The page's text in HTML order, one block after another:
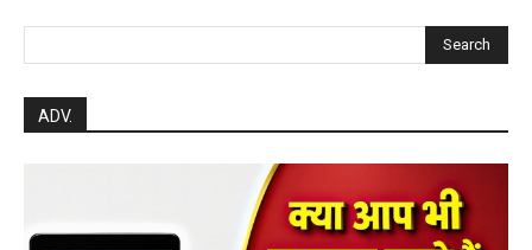
Uncategorized हेमंत वैष्णव 9131614309 -
स्तरीय समीक्षा बैठक आयोजित
हेमंत वैष्णव 9131614309 - August 3, 2026
बसना/ संतान प्राप्ति से जुड़ी समस्याओं का मिलेगा